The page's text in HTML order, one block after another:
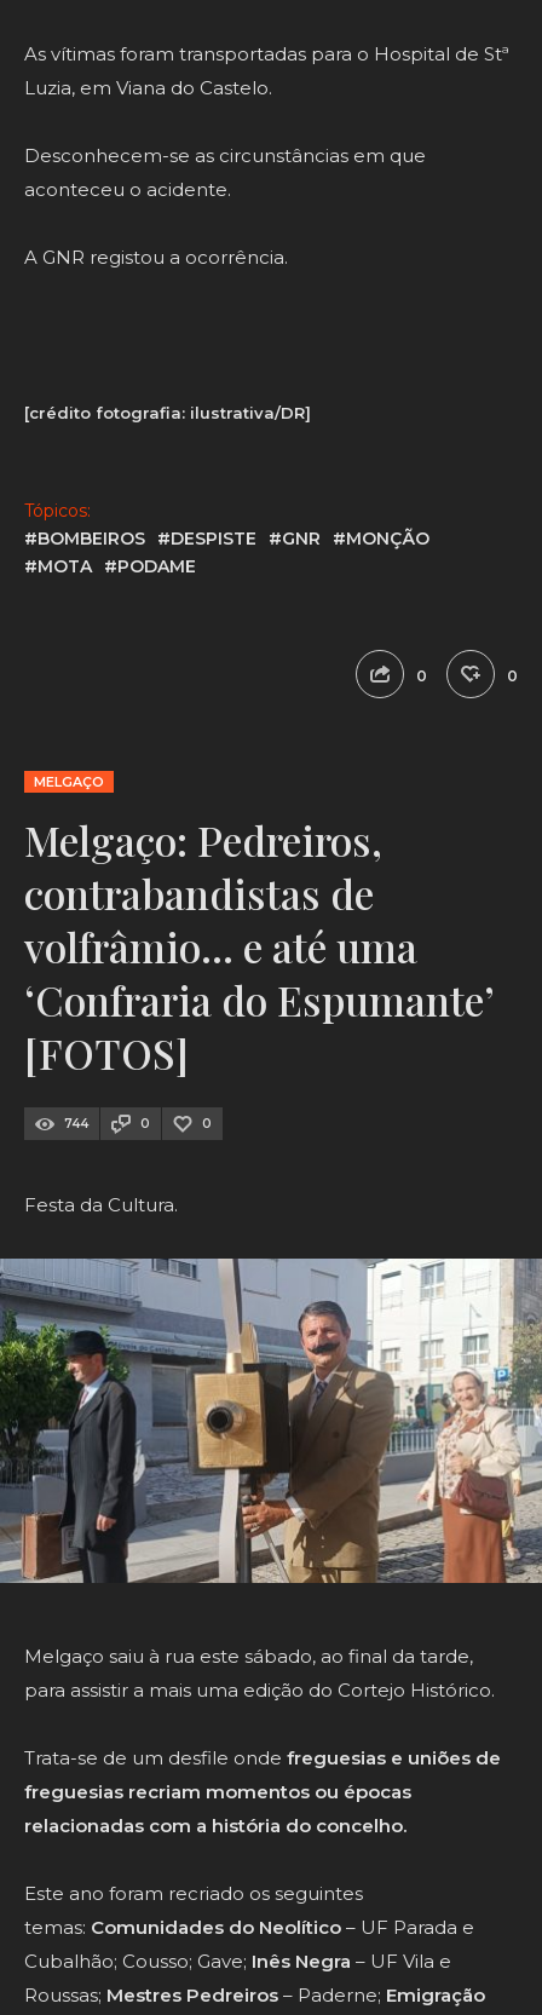
As vítimas foram transportadas para o Hospital de Stª
Luzia, em Viana do Castelo.
Desconhecem-se as circunstâncias em que
aconteceu o acidente.
A GNR registou a ocorrência.
[crédito fotografia: ilustrativa/DR]
Tópicos:
#BOMBEIROS
#DESPISTE #GNR
#MONÇÃO
#MOTA
#PODAME
0 0
MELGAÇO
Melgaço: Pedreiros,
contrabandistas de
volfrâmio… e até uma
‘Confraria do Espumante’
[FOTOS]
744 0 0
Festa da Cultura.
Melgaço saiu à rua este sábado, ao final da tarde,
para assistir a mais uma edição do Cortejo Histórico.
Trata-se de um desfile onde freguesias e uniões de
freguesias recriam momentos ou épocas
relacionadas com a história do concelho.
Este ano foram recriado os seguintes
temas: Comunidades do Neolítico – UF Parada e
Cubalhão; Cousso; Gave; Inês Negra – UF Vila e
Roussas; Mestres Pedreiros – Paderne; Emigração